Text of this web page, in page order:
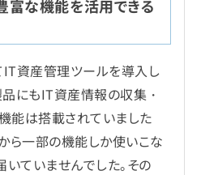
富な機能を活用できる
資産管理ツールを導入し
品にもIT資産情報の収集・
能は搭載されていました
ら一部の機能しか使いこな
ていませんでした。その